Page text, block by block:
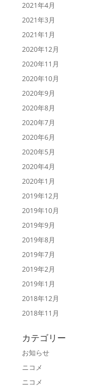
2021年4月
2021年3月
2021年1月
2020年12月
2020年11月
2020年10月
2020年9月
2020年8月
2020年7月
2020年6月
2020年5月
2020年4月
2020年1月
2019年12月
2019年10月
2019年9月
2019年8月
2019年7月
2019年2月
2019年1月
2018年12月
2018年11月
カテゴリー
お知らせ
ニコメ
ニコメ